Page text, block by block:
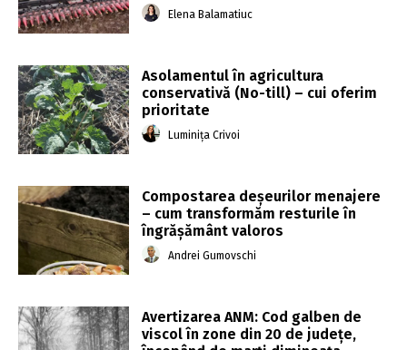
Elena Balamatiuc
Asolamentul în agricultura
conservativă (No-till) – cui oferim
prioritate
Luminița Crivoi
Compostarea deșeurilor menajere
– cum transformăm resturile în
îngrășământ valoros
Andrei Gumovschi
Avertizarea ANM: Cod galben de
viscol în zone din 20 de judeţe,